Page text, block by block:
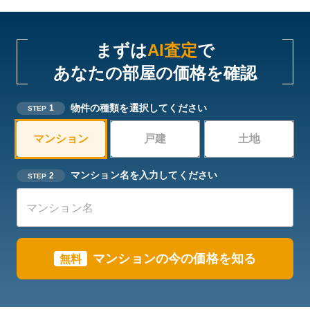
まずはAI査定で
あなたの部屋の価格を確認
STEP 1 物件の種類を選択してください
マンション 戸建 土地
STEP 2 マンション名を入力してください
無料 マンションの今の価格を知る